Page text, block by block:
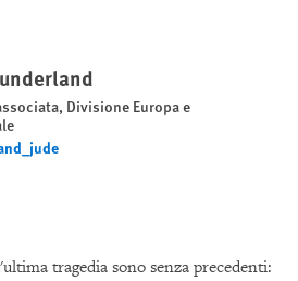
Divisione Europa e
options
tragedia sono senza precedenti: